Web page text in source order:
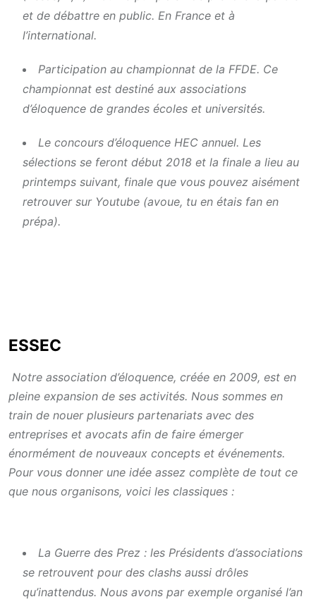
et de débattre en public. En France et à
l’international.
Participation au championnat de la FFDE. Ce
championnat est destiné aux associations
d’éloquence de grandes écoles et universités.
Le concours d’éloquence HEC annuel. Les
sélections se feront début 2018 et la finale a lieu au
printemps suivant, finale que vous pouvez aisément
retrouver sur Youtube (avoue, tu en étais fan en
prépa).
ESSEC
Notre association d’éloquence, créée en 2009, est en
pleine expansion de ses activités. Nous sommes en
train de nouer plusieurs partenariats avec des
entreprises et avocats afin de faire émerger
énormément de nouveaux concepts et événements.
Pour vous donner une idée assez complète de tout ce
que nous organisons, voici les classiques :
La Guerre des Prez : les Présidents d’associations
se retrouvent pour des clashs aussi drôles
qu’inattendus. Nous avons par exemple organisé l’an